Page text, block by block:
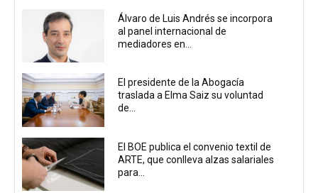
Álvaro de Luis Andrés se incorpora
al panel internacional de
mediadores en...
El presidente de la Abogacía
traslada a Elma Saiz su voluntad
de...
El BOE publica el convenio textil de
ARTE, que conlleva alzas salariales
para...